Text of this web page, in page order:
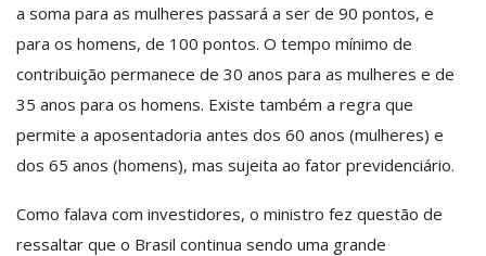
a soma para as mulheres passará a ser de 90 pontos, e
para os homens, de 100 pontos. O tempo mínimo de
contribuição permanece de 30 anos para as mulheres e de
35 anos para os homens. Existe também a regra que
permite a aposentadoria antes dos 60 anos (mulheres) e
dos 65 anos (homens), mas sujeita ao fator previdenciário.
Como falava com investidores, o ministro fez questão de
ressaltar que o Brasil continua sendo uma grande